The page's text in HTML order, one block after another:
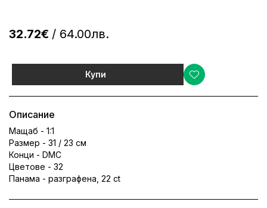
32.72€ / 64.00лв.
Купи
Описание
Мащаб - 1:1
Размер - 31 / 23 см
Конци - DMC
Цветове - 32
Панама - разграфена, 22 ct